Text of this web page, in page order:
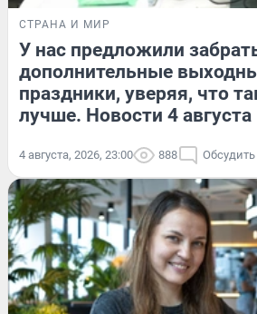
СТРАНА И МИР
У нас предложили
дополнительные
праздники, уверяя, что
лучше. Новости 4 августа
4 августа, 2026, 23:00 888 Обсудить